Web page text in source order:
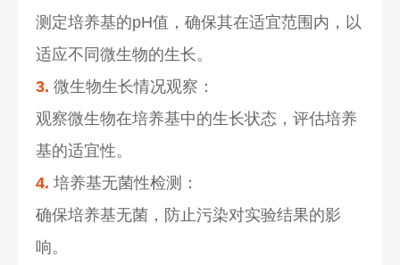
测定培养基的pH值，确保其在适宜范围内，以
适应不同微生物的生长。
3. 微生物生长情况观察：
观察微生物在培养基中的生长状态，评估培养
基的适宜性。
4. 培养基无菌性检测：
确保培养基无菌，防止污染对实验结果的影
响。